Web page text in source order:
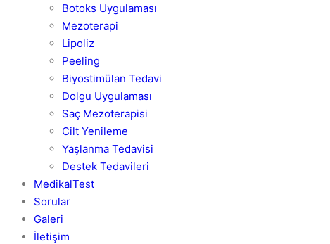
Botoks Uygulaması
Mezoterapi
Lipoliz
Peeling
Biyostimülan Tedavi
Dolgu Uygulaması
Saç Mezoterapisi
Cilt Yenileme
Yaşlanma Tedavisi
Destek Tedavileri
MedikalTest
Sorular
Galeri
İletişim